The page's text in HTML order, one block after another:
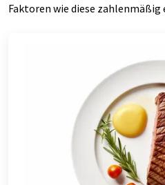
Faktoren wie diese zahlenmäßig